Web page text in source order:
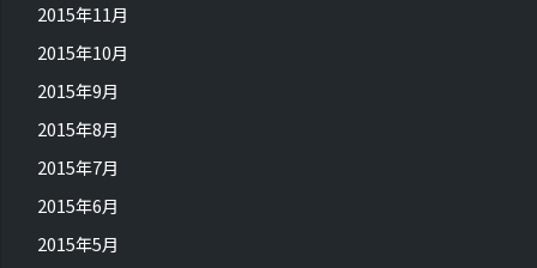
2015年11月
2015年10月
2015年9月
2015年8月
2015年7月
2015年6月
2015年5月